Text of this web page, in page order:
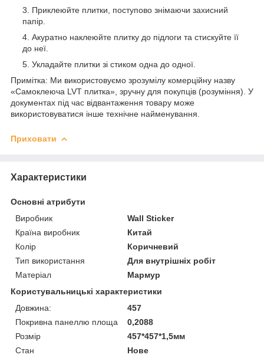
Приклеюйте плитки, поступово знімаючи захисний
папір.
Акуратно наклеюйте плитку до підлоги та стискуйте її
до неї.
Укладайте плитки зі стиком одна до одної.
Примітка: Ми використовуємо зрозумілу комерційну назву
«Самоклеюча LVT плитка», зручну для покупців (розуміння). У
документах під час відвантаження товару може
використовуватися інше технічне найменування.
Приховати
Характеристики
Основні атрибути
Виробник
Wall Sticker
Країна виробник
Китай
Колір
Коричневий
Тип використання
Для внутрішніх робіт
Матеріал
Мармур
Користувальницькі характеристики
Довжина:
457
Покривна панеллю площа
0,2088
Розмір
457*457*1,5мм
Стан
Нове